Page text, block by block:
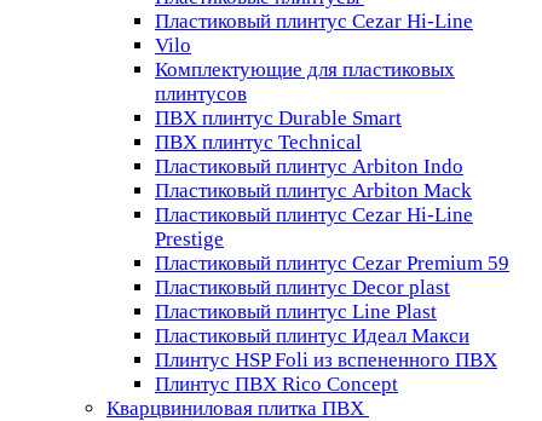
Пластиковый плинтус Cezar Hi-Line
Vilo
Комплектующие для пластиковых
плинтусов
ПВХ плинтус Durable Smart
ПВХ плинтус Technical
Пластиковый плинтус Arbiton Indo
Пластиковый плинтус Arbiton Mack
Пластиковый плинтус Cezar Hi-Line
Prestige
Пластиковый плинтус Cezar Premium 59
Пластиковый плинтус Decor plast
Пластиковый плинтус Line Plast
Пластиковый плинтус Идеал Макси
Плинтус HSP Foli из вспененного ПВХ
Плинтус ПВХ Rico Concept
Кварцвиниловая плитка ПВХ